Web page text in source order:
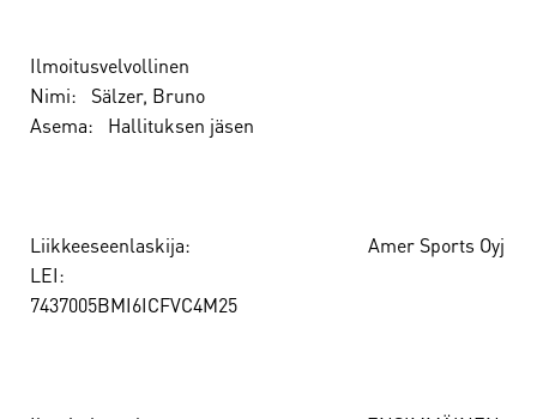
Ilmoitusvelvollinen
Nimi: Sälzer, Bruno
Asema: Hallituksen jäsen
Liikkeeseenlaskija: Amer Sports Oyj
LEI:
7437005BMI6ICFVC4M25